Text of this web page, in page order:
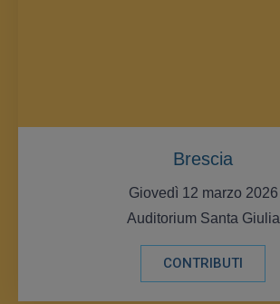
Brescia
Giovedì 12 marzo 2026
Auditorium Santa Giulia
CONTRIBUTI